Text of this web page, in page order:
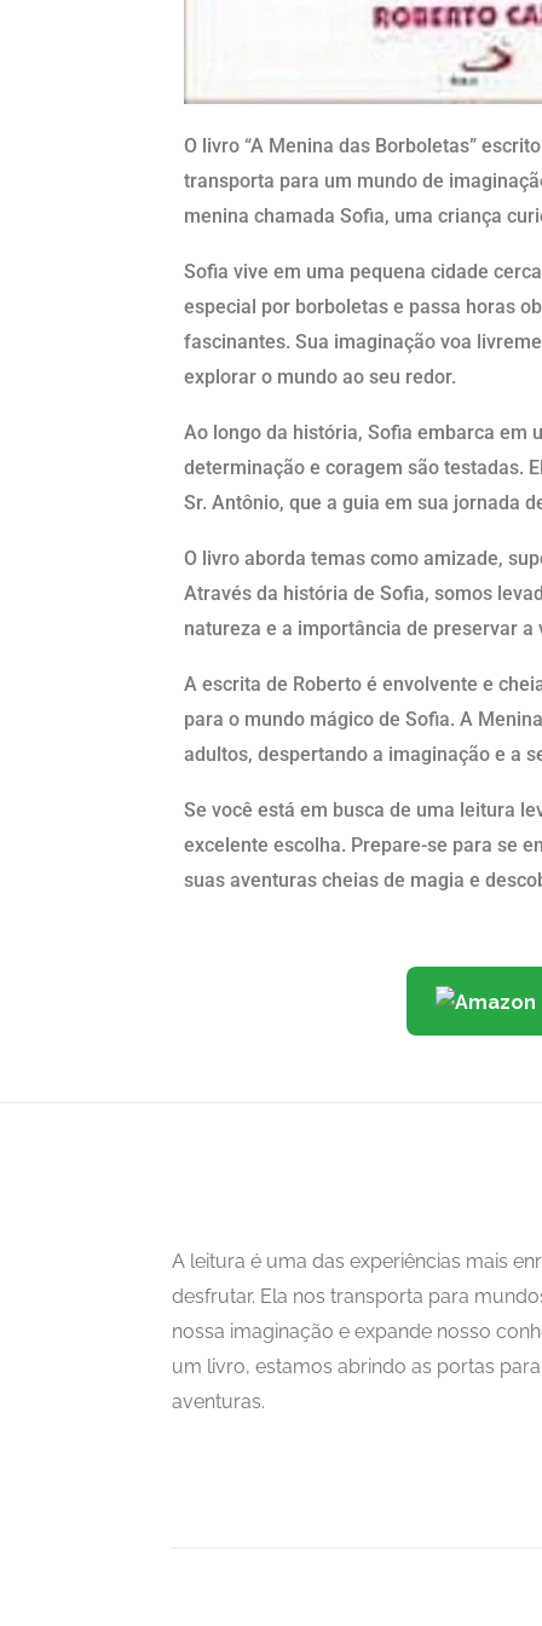
O livro “A Menina das Borboletas”
transporta para um mundo de
menina chamada Sofia, uma criança
Sofia vive em uma pequena cidade
especial por borboletas e passa horas
fascinantes. Sua imaginação voa
explorar o mundo ao seu redor.
Ao longo da história, Sofia embarca em
determinação e coragem são testadas.
Sr. Antônio, que a guia em sua jornada
O livro aborda temas como amizade,
Através da história de Sofia, somos
natureza e a importância de preservar a
A escrita de Roberto é envolvente e
para o mundo mágico de Sofia. A
adultos, despertando a imaginação e a
Se você está em busca de uma leitura
excelente escolha. Prepare-se para se
suas aventuras cheias de magia e
A leitura é uma das experiências mais
desfrutar. Ela nos transporta para
nossa imaginação e expande nosso
um livro, estamos abrindo as portas
aventuras.